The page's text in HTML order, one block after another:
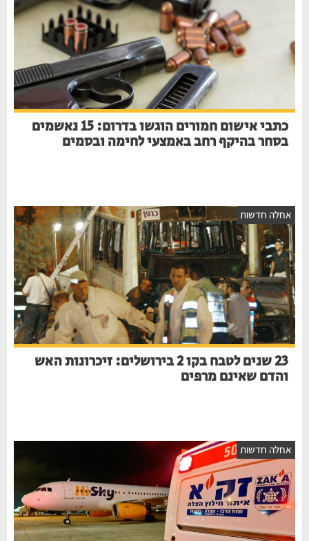
כתבי אישום חמורים הוגשו בדרום: 15 נאשמים
בסחר בהיקף רחב באמצעי לחימה ובסמים
אחלה חדשות
23 שנים לטבח בקו 2 בירושלים: זיכרונות האש
והדם שאינם מרפים
אחלה חדשות